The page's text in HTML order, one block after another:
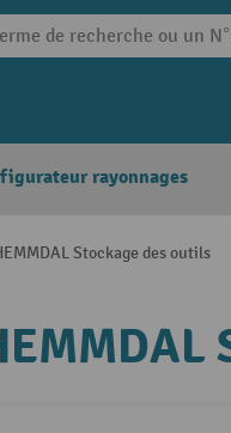
rayonnages
Stockage des outils